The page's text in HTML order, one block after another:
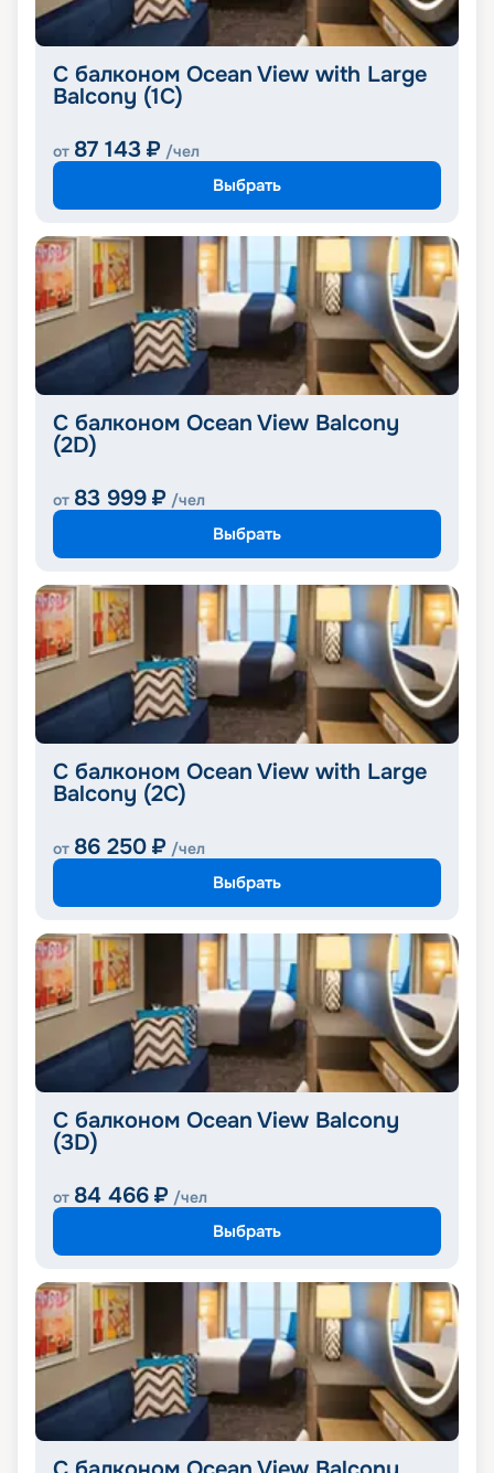
С балконом Ocean View with Large
Balcony (1C)
от 87 143 ₽ /чел
Выбрать
С балконом Ocean View Balcony
(2D)
от 83 999 ₽ /чел
Выбрать
С балконом Ocean View with Large
Balcony (2C)
от 86 250 ₽ /чел
Выбрать
С балконом Ocean View Balcony
(3D)
от 84 466 ₽ /чел
Выбрать